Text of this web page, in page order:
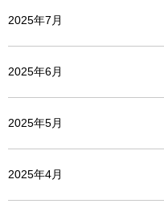
2025年7月
2025年6月
2025年5月
2025年4月